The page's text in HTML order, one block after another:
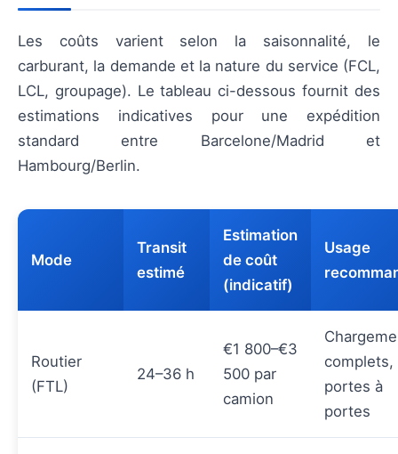
Les coûts varient selon la saisonnalité, le
carburant, la demande et la nature du service (FCL,
LCL, groupage). Le tableau ci-dessous fournit des
estimations indicatives pour une expédition
standard entre Barcelone/Madrid et
Hambourg/Berlin.
Mode
Transit
estimé
Estimation
de coût
(indicatif)
Usage
Routier
(FTL)
24–36 h
€1 800–€3
500 par
camion
complets,
portes à
portes